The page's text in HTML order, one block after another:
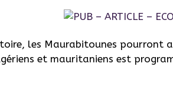
les Maurabitounes pourront
et mauritaniens est